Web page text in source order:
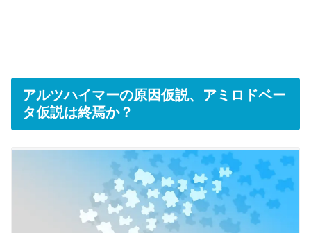
アルツハイマーの原因仮説、アミロドベー
タ仮説は終焉か？